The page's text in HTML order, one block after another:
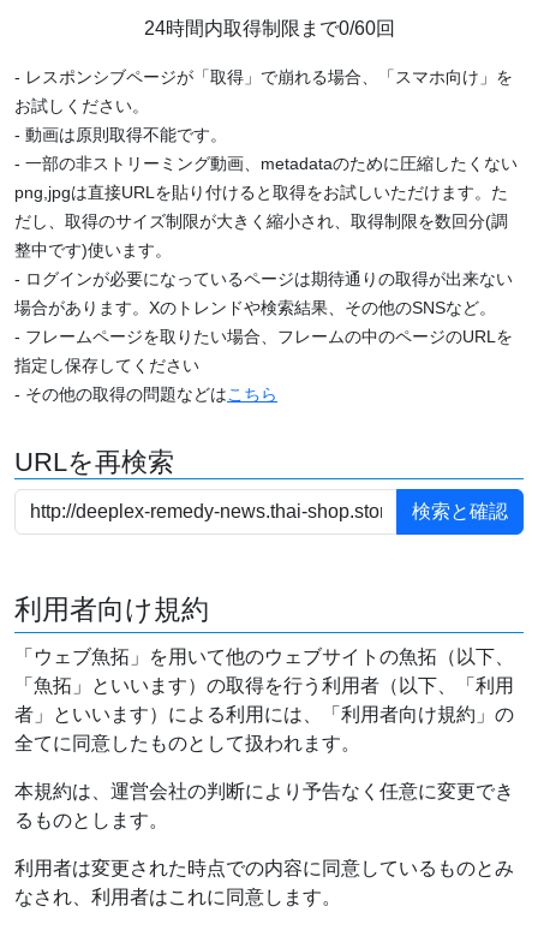
24時間内取得制限まで0/60回
- レスポンシブページが「取得」で崩れる場合、「スマホ向け」を
お試しください。
- 動画は原則取得不能です。
- 一部の非ストリーミング動画、metadataのために圧縮したくない
png,jpgは直接URLを貼り付けると取得をお試しいただけます。た
だし、取得のサイズ制限が大きく縮小され、取得制限を数回分(調
整中です)使います。
- ログインが必要になっているページは期待通りの取得が出来ない
場合があります。Xのトレンドや検索結果、その他のSNSなど。
- フレームページを取りたい場合、フレームの中のページのURLを
指定し保存してください
- その他の取得の問題などはこちら
URLを再検索
利用者向け規約
「ウェブ魚拓」を用いて他のウェブサイトの魚拓（以下、
「魚拓」といいます）の取得を行う利用者（以下、「利用
者」といいます）による利用には、「利用者向け規約」の
全てに同意したものとして扱われます。
本規約は、運営会社の判断により予告なく任意に変更でき
るものとします。
利用者は変更された時点での内容に同意しているものとみ
なされ、利用者はこれに同意します。